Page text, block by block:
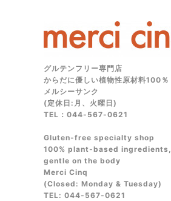
グルテンフリー専門店
からだに優しい植物性原材料100％
メルシーサンク
(定休日:月、火曜日)
TEL：044-567-0621
Gluten‑free specialty shop
100% plant‑based ingredients,
gentle on the body
Merci Cinq
(Closed: Monday & Tuesday)
TEL: 044‑567‑0621